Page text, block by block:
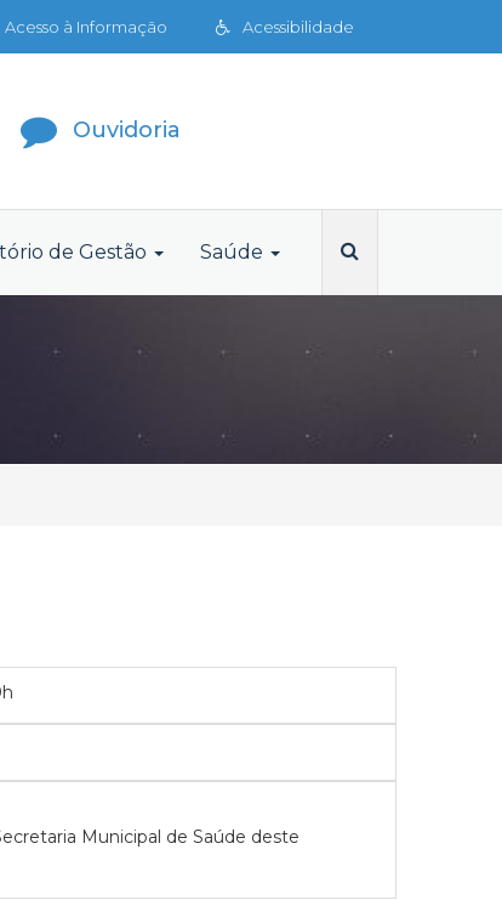
Acessibilidade
Acesso à Informação
Ouvidoria
de Gestão Saúde
Municipal de Saúde deste